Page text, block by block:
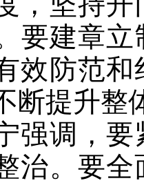
要建章
效防范
断提升整
调，要紧
治。要